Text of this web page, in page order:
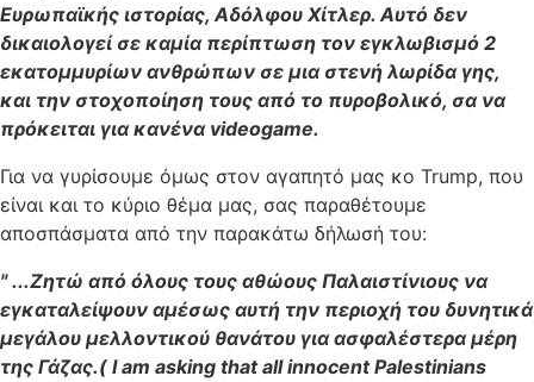
Ευρωπαϊκής ιστορίας, Αδόλφου Χίτλερ. Αυτό δεν
δικαιολογεί σε καμία περίπτωση τον εγκλωβισμό 2
εκατομμυρίων ανθρώπων σε μια στενή λωρίδα γης,
και την στοχοποίηση τους από το πυροβολικό, σα να
πρόκειται για κανένα videogame.
Για να γυρίσουμε όμως στον αγαπητό μας κο Trump, που
είναι και το κύριο θέμα μας, σας παραθέτουμε
αποσπάσματα από την παρακάτω δήλωσή του:
" ...Ζητώ από όλους τους αθώους Παλαιστίνιους να
εγκαταλείψουν αμέσως αυτή την περιοχή του δυνητικά
μεγάλου μελλοντικού θανάτου για ασφαλέστερα μέρη
της Γάζας.( I am asking that all innocent Palestinians